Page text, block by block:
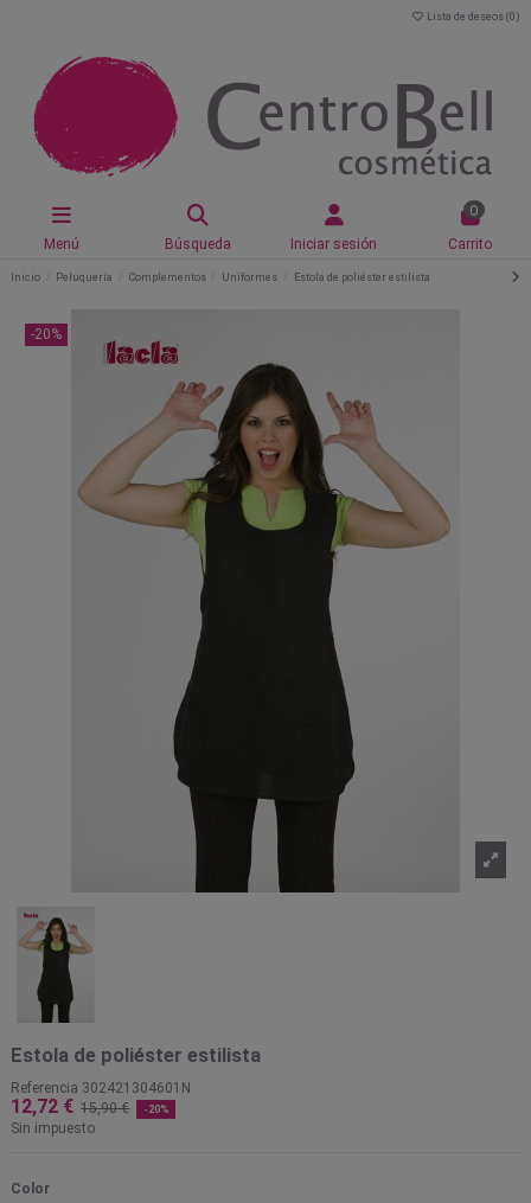
Lista de deseos (0 )
Menú Búsqueda Iniciar sesión
0
Carrito
Inicio Peluquería Complementos Uniformes Estola de poliéster estilista
-20%
Estola de poliéster estilista
Referencia 302421304601N
12,72 € 15,90 € -20%
Sin impuesto
Color